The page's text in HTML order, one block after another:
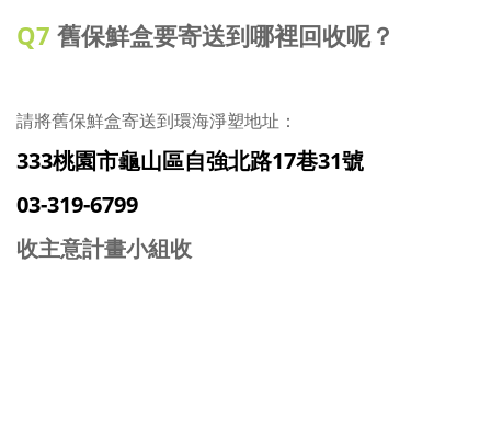
Q7 舊保鮮盒要寄送到哪裡回收呢？
請將舊保鮮盒寄送到環海淨塑地址：
333桃園市龜山區自強北路17巷31號
03-319-6799
收主意計畫小組收